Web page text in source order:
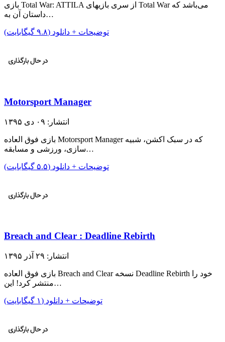
بازی Total War: ATTILA از سری بازیهای Total War می‌باشد که
داستان آن به…
توضیحات + دانلود (۹.۸ گیگابایت)
Motorsport Manager
انتشار: ۰۹ دی ۱۳۹۵
بازی فوق العاده Motorsport Manager که در سبک اکشن، شبیه
سازی، ورزشی و مسابقه…
توضیحات + دانلود (۵.۵ گیگابایت)
Breach and Clear : Deadline Rebirth
انتشار: ۲۹ آذر ۱۳۹۵
بازی فوق العاده Breach and Clear نسخه Deadline Rebirth خود را
منتشر کرد! این…
توضیحات + دانلود (۱ گیگابایت)